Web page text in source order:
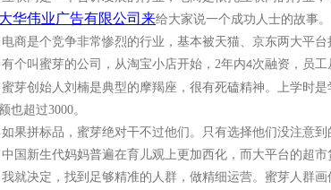
大华伟业广告有限公司来给大家说一个成功人士的故事。
电商是个竞争非常惨烈的行业，基本被天猫、京东两大平台
有个叫蜜芽的公司，从淘宝小店开始， 2年内4次融资，员工
蜜芽创始人刘楠是典型的摩羯座，很有死磕精神。上学时
也超过3000。
如果拼标品，蜜芽绝对干不过他们。只有选择他们没注意
中国新生代妈妈普遍在育儿观上更加西化，而大平台的超
我就决定，找到足够精准的人群，做精细运营。蜜芽人群